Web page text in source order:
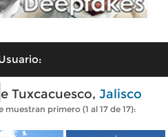
Tuxcacuesco, Jalisco
primero (1 al 17 de 17):